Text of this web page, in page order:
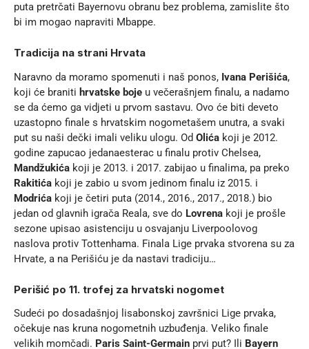
puta pretrčati Bayernovu obranu bez problema, zamislite što
bi im mogao napraviti Mbappe.
Tradicija na strani Hrvata
Naravno da moramo spomenuti i naš ponos, Ivana Perišića,
koji će braniti hrvatske boje u večerašnjem finalu, a nadamo
se da ćemo ga vidjeti u prvom sastavu. Ovo će biti deveto
uzastopno finale s hrvatskim nogometašem unutra, a svaki
put su naši dečki imali veliku ulogu. Od Olića koji je 2012.
godine zapucao jedanaesterac u finalu protiv Chelsea,
Mandžukića koji je 2013. i 2017. zabijao u finalima, pa preko
Rakitića koji je zabio u svom jedinom finalu iz 2015. i
Modrića koji je četiri puta (2014., 2016., 2017., 2018.) bio
jedan od glavnih igrača Reala, sve do Lovrena koji je prošle
sezone upisao asistenciju u osvajanju Liverpoolovog
naslova protiv Tottenhama. Finala Lige prvaka stvorena su za
Hrvate, a na Perišiću je da nastavi tradiciju…
Perišić po 11. trofej za hrvatski nogomet
Sudeći po dosadašnjoj lisabonskoj završnici Lige prvaka,
očekuje nas kruna nogometnih uzbuđenja. Veliko finale
velikih momčadi. Paris Saint-Germain prvi put? Ili Bayern